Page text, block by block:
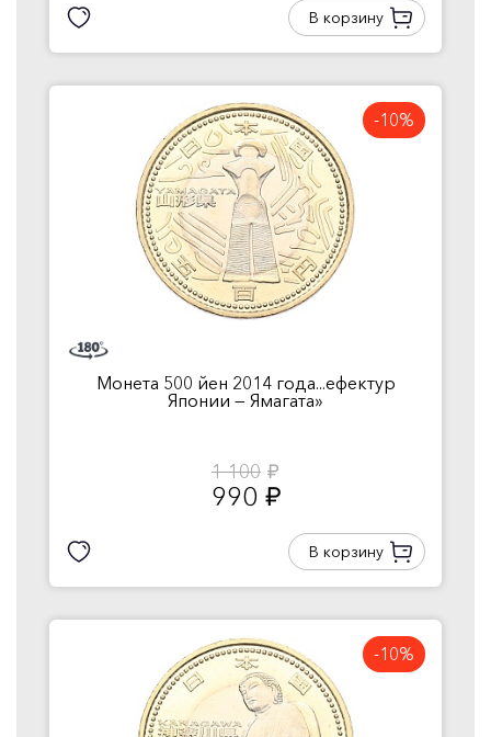
В корзину
-10%
Монета 500 йен 2014 года...ефектур
Японии — Ямагата»
1 100 руб.
990 руб.
В корзину
-10%